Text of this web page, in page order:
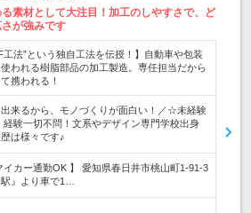
素材として大注目！加工のしやすさで、ど
が強みです
工法”という独自工法を伝授！】自動車や包装
われる樹脂部品の加工製造。専任担当だから
携われる！
来るから、モノづくりが面白い！／☆未経験
験一切不問！文系やデザイン専門学校出身
は様々です♪
イカー通勤OK 】 愛知県春日井市桃山町1-91-3
』より車で1…